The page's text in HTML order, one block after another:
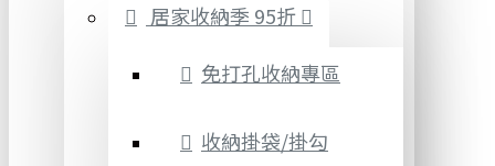
居家收納季 95折
免打孔收納專區
收納掛袋/掛勾